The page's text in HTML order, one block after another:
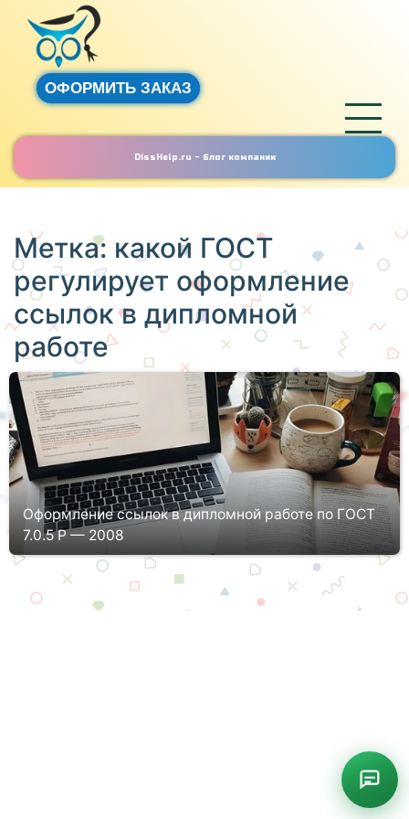
ОФОРМИТЬ ЗАКАЗ
DissHelp.ru - блог компании
Метка: какой ГОСТ
регулирует оформление
ссылок в дипломной
работе
Оформление ссылок в дипломной работе по ГОСТ
7.0.5 Р — 2008
Выполнение дипломной работы предполагает задействование
конкретного материала в самых различных комбинациях: от
пересказа до простого упоминания, заимствования или